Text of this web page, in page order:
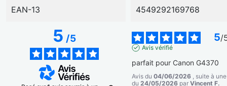
EAN-13 4549292169768
5/5 5/
Avis vérifié
parfait pour Canon G4370
Avis du 04/06/2026
, suite à
du 24/05/2026 par Vincent F.